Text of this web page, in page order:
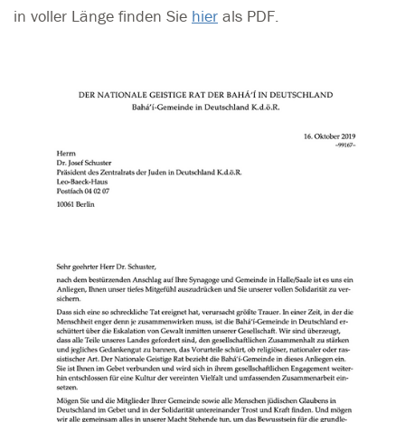
in voller Länge finden Sie hier als PDF.